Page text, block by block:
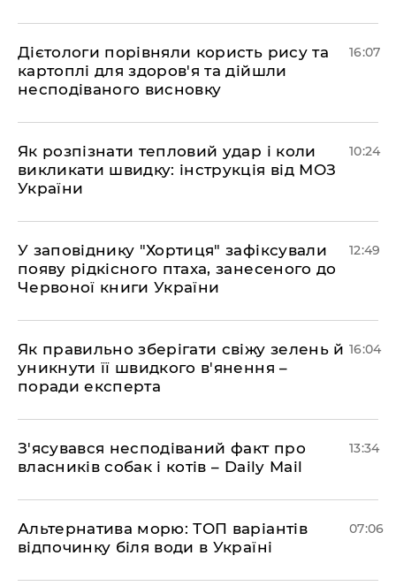
Дієтологи порівняли користь рису та
картоплі для здоров'я та дійшли
несподіваного висновку
16:07
Як розпізнати тепловий удар і коли
викликати швидку: інструкція від МОЗ
України
10:24
У заповіднику "Хортиця" зафіксували
появу рідкісного птаха, занесеного до
Червоної книги України
12:49
Як правильно зберігати свіжу зелень й
уникнути її швидкого в'янення –
поради експерта
16:04
З'ясувався несподіваний факт про
власників собак і котів – Daily Mail
13:34
Альтернатива морю: ТОП варіантів
відпочинку біля води в Україні
07:06